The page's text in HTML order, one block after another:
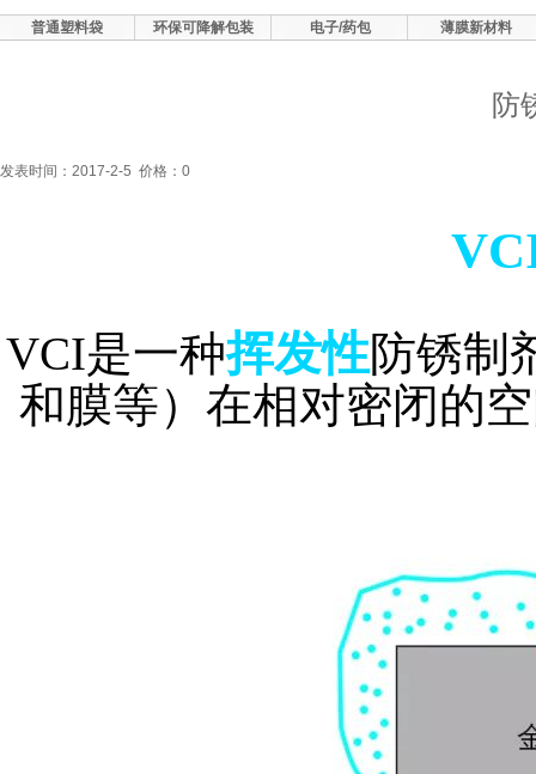
普通塑料袋 环保可降解包装 电子/药包 薄膜新材料
防
发表时间：2017-2-5 价格：0
VCI是一种挥发性防锈制
和膜等）在相对密闭的